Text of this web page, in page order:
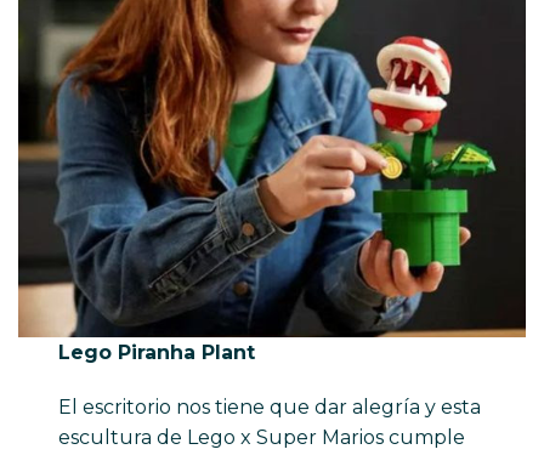
Lego Piranha Plant
El escritorio nos tiene que dar alegría y esta
escultura de Lego x Super Marios cumple